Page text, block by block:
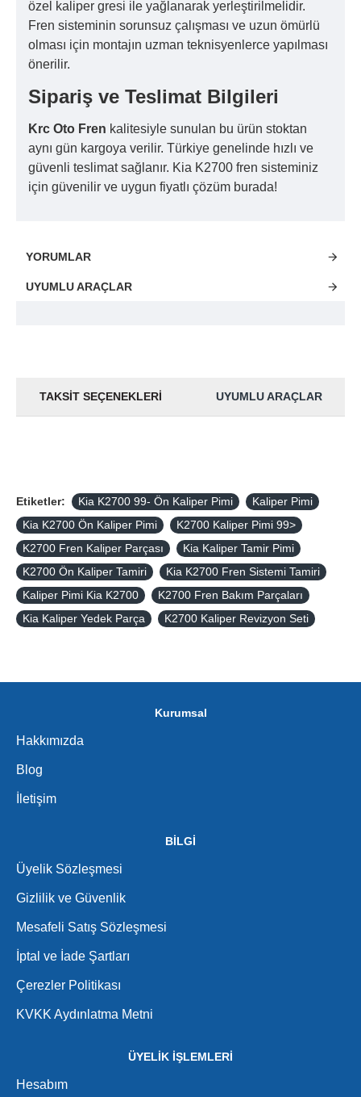
özel kaliper gresi ile yağlanarak yerleştirilmelidir.
Fren sisteminin sorunsuz çalışması ve uzun ömürlü
olması için montajın uzman teknisyenlerce yapılması
önerilir.
Sipariş ve Teslimat Bilgileri
Krc Oto Fren kalitesiyle sunulan bu ürün stoktan
aynı gün kargoya verilir. Türkiye genelinde hızlı ve
güvenli teslimat sağlanır. Kia K2700 fren sisteminiz
için güvenilir ve uygun fiyatlı çözüm burada!
YORUMLAR
UYUMLU ARAÇLAR
TAKSIT SEÇENEKLERI UYUMLU ARAÇLAR
Etiketler: Kia K2700 99- Ön Kaliper Pimi
Kaliper Pimi
Kia K2700 Ön Kaliper Pimi
K2700 Kaliper Pimi 99>
K2700 Fren Kaliper Parçası
Kia Kaliper Tamir Pimi
K2700 Ön Kaliper Tamiri
Kia K2700 Fren Sistemi Tamiri
Kaliper Pimi Kia K2700
K2700 Fren Bakım Parçaları
Kia Kaliper Yedek Parça
K2700 Kaliper Revizyon Seti
Kurumsal
Hakkımızda
Blog
İletişim
BİLGİ
Üyelik Sözleşmesi
Gizlilik ve Güvenlik
Mesafeli Satış Sözleşmesi
İptal ve İade Şartları
Çerezler Politikası
KVKK Aydınlatma Metni
ÜYELİK İŞLEMLERİ
Hesabım